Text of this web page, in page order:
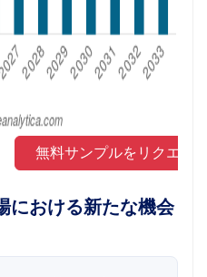
無料サンプルをリクエス
における新たな機会